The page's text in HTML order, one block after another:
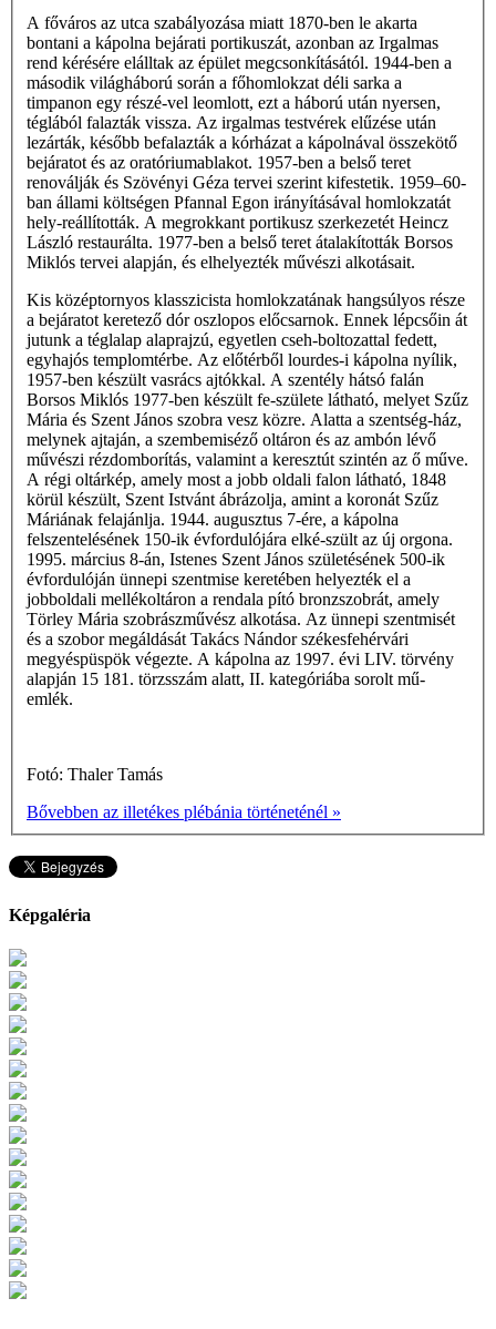
A főváros az utca szabályozása miatt 1870-ben le akarta
bontani a kápolna bejárati portikuszát, azonban az Irgalmas
rend kérésére elálltak az épület megcsonkításától. 1944-ben a
második világháború során a főhomlokzat déli sarka a
timpanon egy részé-vel leomlott, ezt a háború után nyersen,
téglából falazták vissza. Az irgalmas testvérek elűzése után
lezárták, később befalazták a kórházat a kápolnával összekötő
bejáratot és az oratóriumablakot. 1957-ben a belső teret
renoválják és Szövényi Géza tervei szerint kifestetik. 1959–60-
ban állami költségen Pfannal Egon irányításával homlokzatát
hely-reállították. A megrokkant portikusz szerkezetét Heincz
László restaurálta. 1977-ben a belső teret átalakították Borsos
Miklós tervei alapján, és elhelyezték művészi alkotásait.
Kis középtornyos klasszicista homlokzatának hangsúlyos része
a bejáratot keretező dór oszlopos előcsarnok. Ennek lépcsőin át
jutunk a téglalap alaprajzú, egyetlen cseh-boltozattal fedett,
egyhajós templomtérbe. Az előtérből lourdes-i kápolna nyílik,
1957-ben készült vasrács ajtókkal. A szentély hátsó falán
Borsos Miklós 1977-ben készült fe-születe látható, melyet Szűz
Mária és Szent János szobra vesz közre. Alatta a szentség-ház,
melynek ajtaján, a szembemiséző oltáron és az ambón lévő
művészi rézdomborítás, valamint a keresztút szintén az ő műve.
A régi oltárkép, amely most a jobb oldali falon látható, 1848
körül készült, Szent Istvánt ábrázolja, amint a koronát Szűz
Máriának felajánlja. 1944. augusztus 7-ére, a kápolna
felszentelésének 150-ik évfordulójára elké-szült az új orgona.
1995. március 8-án, Istenes Szent János születésének 500-ik
évfordulóján ünnepi szentmise keretében helyezték el a
jobboldali mellékoltáron a rendala­ pító bronzszobrát, amely
Törley Mária szob­rászművész alkotása. Az ünnepi szentmisét
és a szobor megáldását Takács Nándor székesfehérvári
megyéspüspök végezte. A kápolna az 1997. évi LIV. törvény
alapján 15 181. törzsszám alatt, II. kategóriába sorolt mű­
emlék.
Fotó: Thaler Tamás
Bővebben az illetékes plébánia történeténél »
Képgaléria